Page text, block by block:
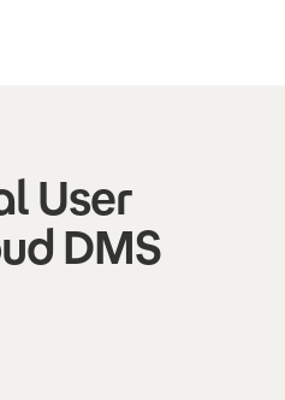
User
DMS